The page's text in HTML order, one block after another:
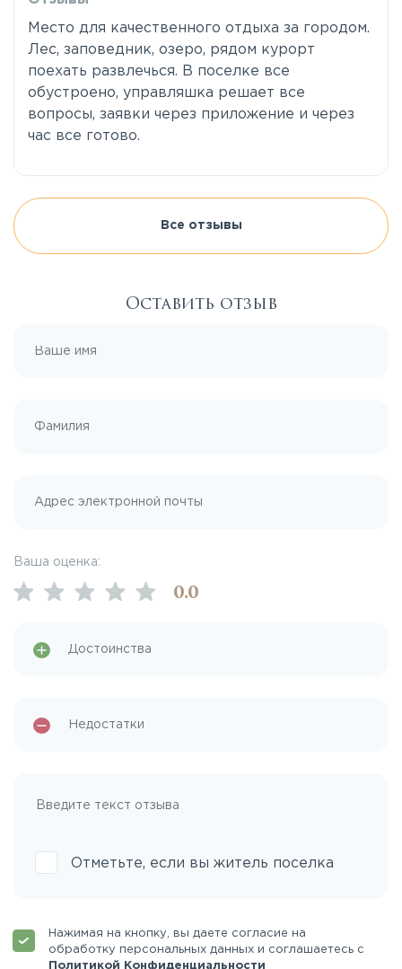
Место для качественного отдыха за городом.
Лес, заповедник, озеро, рядом курорт
поехать развлечься. В поселке все
обустроено, управляшка решает все
вопросы, заявки через приложение и через
час все готово.
Все отзывы
Оставить отзыв
Ваша оценка:
0.0
Отметьте, если вы житель поселка
Нажимая на кнопку, вы даете согласие на
обработку персональных данных и соглашаетесь с
Политикой Конфиденциальности